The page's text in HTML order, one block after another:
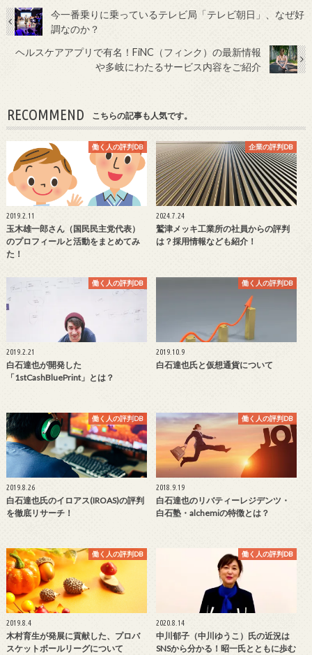
今一番乗りに乗っているテレビ局「テレビ朝日」、なぜ好
調なのか？
ヘルスケアアプリで有名！FiNC（フィンク）の最新情報
や多岐にわたるサービス内容をご紹介
RECOMMEND こちらの記事も人気です。
働く人の評判DB
2019.2.11
玉木雄一郎さん（国民民主党代表）
のプロフィールと活動をまとめてみ
た！
企業の評判DB
2024.7.24
鷲津メッキ工業所の社員からの評判
は？採用情報なども紹介！
働く人の評判DB
2019.2.21
白石達也が開発した
「1stCashBluePrint」とは？
働く人の評判DB
2019.10.9
白石達也氏と仮想通貨について
働く人の評判DB
2019.8.26
白石達也氏のイロアス(IROAS)の評判
を徹底リサーチ！
働く人の評判DB
2018.9.19
白石達也のリバティーレジデンツ・
白石塾・alchemiの特徴とは？
働く人の評判DB
2019.8.4
木村育生が発展に貢献した、プロバ
スケットボールリーグについて
働く人の評判DB
2020.8.14
中川郁子（中川ゆうこ）氏の近況は
SNSから分かる！昭一氏とともに歩む